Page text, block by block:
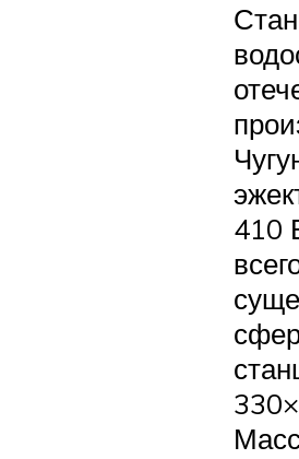
410